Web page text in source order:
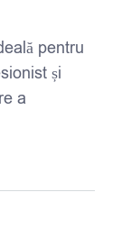
pentru
și
a